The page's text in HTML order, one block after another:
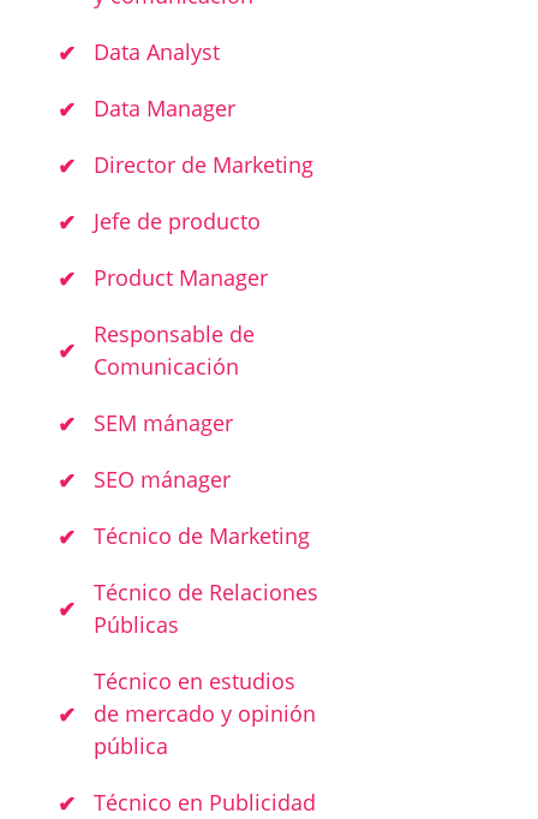
Data Analyst
Data Manager
Director de Marketing
Jefe de producto
Product Manager
Responsable de
Comunicación
SEM mánager
SEO mánager
Técnico de Marketing
Técnico de Relaciones
Públicas
Técnico en estudios
de mercado y opinión
pública
Técnico en Publicidad